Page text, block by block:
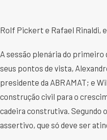
Rolf Pickert e Rafael Rinaldi,
A sessão plenária do
seus pontos de vista,
presidente da ABRAMAT; e
construção civil para o
cadeira construtiva. Segundo
assertivo, que só deve ser